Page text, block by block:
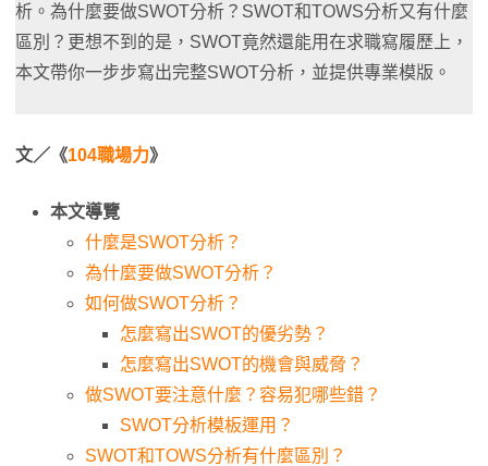
析。為什麼要做SWOT分析？SWOT和TOWS分析又有什麼
區別？更想不到的是，SWOT竟然還能用在求職寫履歷上，
本文帶你一步步寫出完整SWOT分析，並提供專業模版。
文／《104職場力》
本文導覽
什麼是SWOT分析？
為什麼要做SWOT分析？
如何做SWOT分析？
怎麼寫出SWOT的優劣勢？
怎麼寫出SWOT的機會與威脅？
做SWOT要注意什麼？容易犯哪些錯？
SWOT分析模板運用？
SWOT和TOWS分析有什麼區別？